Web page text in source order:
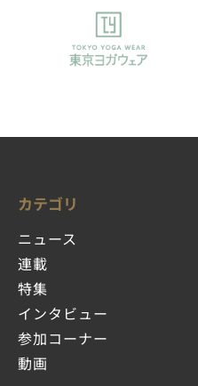
カテゴリ
ニュース
連載
特集
インタビュー
参加コーナー
動画